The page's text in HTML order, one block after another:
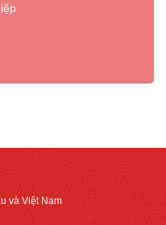
và Việt Nam